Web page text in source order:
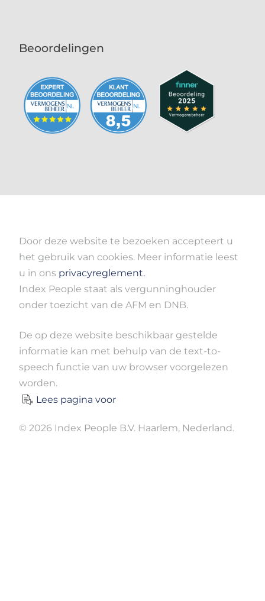
Beoordelingen
Door deze website te bezoeken accepteert u
het gebruik van cookies. Meer informatie leest
u in ons privacyreglement.
Index People staat als vergunninghouder
onder toezicht van de AFM en DNB.
De op deze website beschikbaar gestelde
informatie kan met behulp van de text-to-
speech functie van uw browser voorgelezen
worden.
Lees pagina voor
© 2026 Index People B.V. Haarlem, Nederland.